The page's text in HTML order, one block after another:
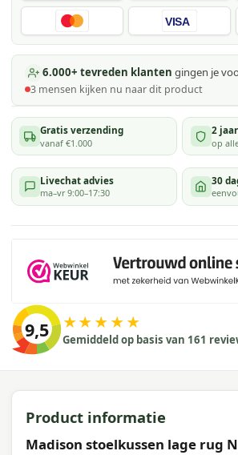
VISA
6.000+ tevreden klanten gingen je
3 mensen kijken nu naar dit product
Gratis verzending
vanaf €1.000
2
op
Livechat advies
ma–vr 9:00–17:30
30
9,5 ★★★★★
Gemiddeld op basis van 161
Product informatie
Madison stoelkussen lage rug